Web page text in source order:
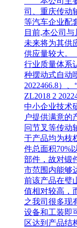
司、重庆传动
等汽车企业配
目前,本公司
未来将为其供
供应量较大
行业质量体系
种摆动式自动
2022466.8）
ZL2018 2
中小企业技术
户提供满意
冋节叉等传动
于产品均为枝
件总面积70%
部件，故对锻
市范围内能够
前该产品在璧
值相对较高，
之我司很多现
设备和工装即
区达到产品结